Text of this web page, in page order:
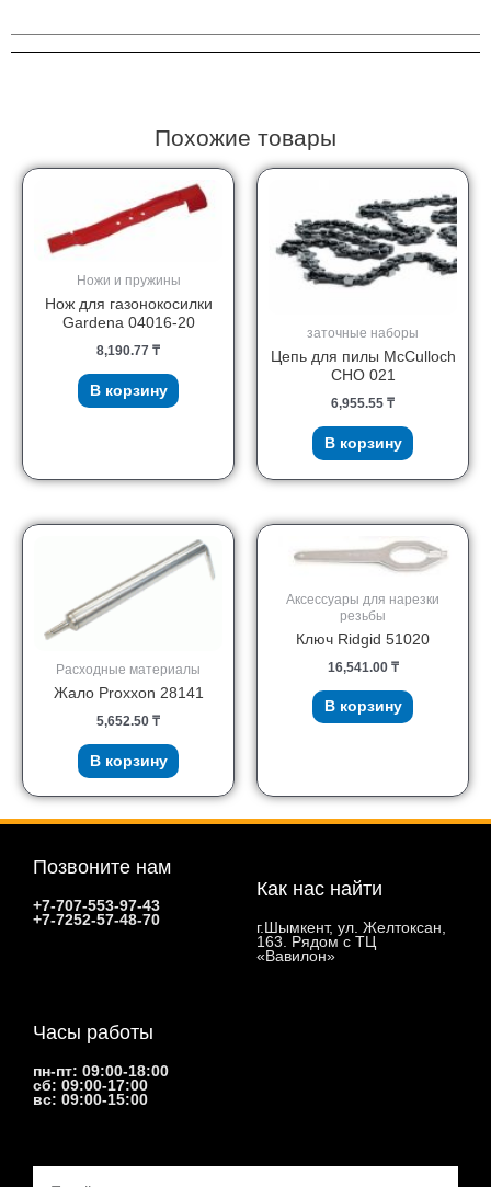
125
-
Похожие товары
Ножи и пружины
Нож для газонокосилки
Gardena 04016-20
8,190.77 ₸
В корзину
заточные наборы
Цепь для пилы McCulloch
CHO 021
6,955.55 ₸
В корзину
Расходные материалы
Жало Proxxon 28141
5,652.50 ₸
В корзину
Аксессуары для нарезки
резьбы
Ключ Ridgid 51020
16,541.00 ₸
В корзину
Позвоните нам
+7-707-553-97-43
+7-7252-57-48-70
Как нас найти
г.Шымкент, ул. Желтоксан,
163. Рядом с ТЦ
«Вавилон»
Часы работы
пн-пт: 09:00-18:00
сб: 09:00-17:00
вс: 09:00-15:00
Email